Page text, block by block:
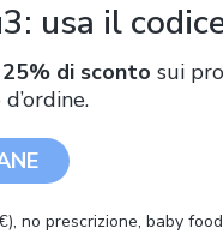
possono anche
usa il
25% di sconto sui
no prescrizione, baby